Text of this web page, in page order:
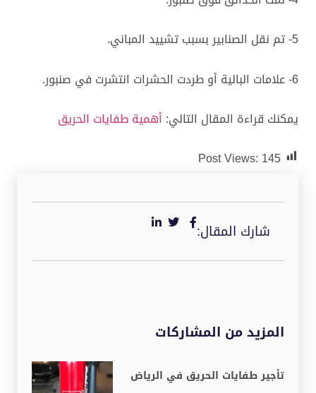
5- تم نقل الصنابير بسبب تشييد المباني.
6- علامات البالية أو طردت الحشرات انتشرت في صنبور.
يمكنك قراءة المقال التالي: أهمية طفايات الحريق
Post Views: 145
شارك المقال:
المزيد من المشاركات
تأجير طفايات الحريق في الرياض